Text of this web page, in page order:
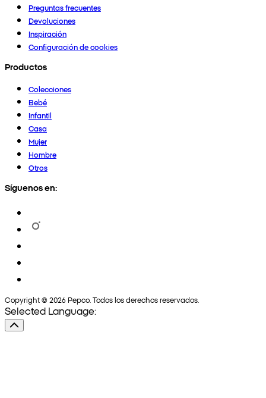
Preguntas frecuentes
Devoluciones
Inspiración
Configuración de cookies
Productos
Colecciones
Bebé
Infantil
Casa
Mujer
Hombre
Otros
Síguenos en:
Copyright © 2026 Pepco. Todos los derechos reservados.
Selected Language: